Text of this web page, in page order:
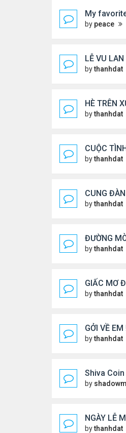
My
by peace
LỄ VU
bythanhdat
HÈ TRÊN
bythanhdat
CUỘC
bythanhdat
CUNG
bythanhdat
ĐƯỜNG
bythanhdat
GIẤC MƠ
bythanhdat
GỞI VỀ EM
bythanhdat
Shiva
by
NGÀY LỄ
bythanhdat